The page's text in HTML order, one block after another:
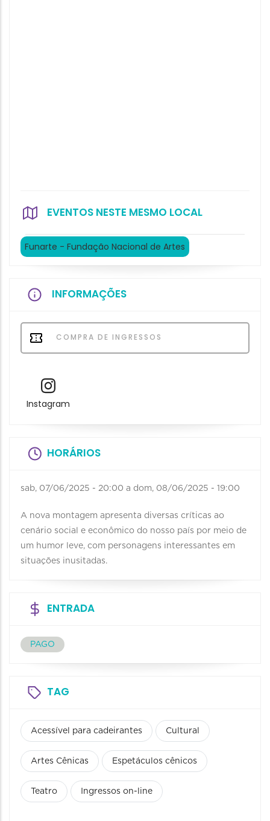
EVENTOS NESTE MESMO LOCAL
Funarte - Fundação Nacional de Artes
INFORMAÇÕES
COMPRA DE INGRESSOS
Instagram
HORÁRIOS
sab, 07/06/2025 - 20:00 a dom, 08/06/2025 - 19:00
A nova montagem apresenta diversas críticas ao
cenário social e econômico do nosso país por meio de
um humor leve, com personagens interessantes em
situações inusitadas.
ENTRADA
PAGO
TAG
Acessível para cadeirantes Cultural
Artes Cênicas Espetáculos cênicos
Teatro Ingressos on-line